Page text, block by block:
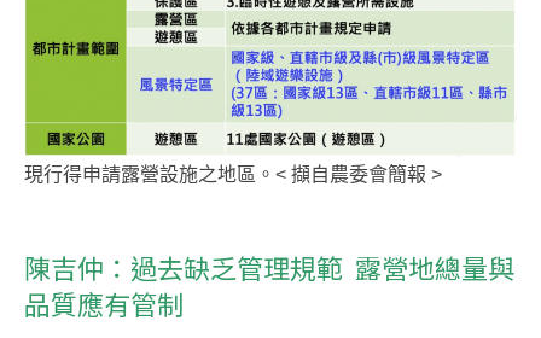
現行得申請露營設施之地區。< 擷自農委會簡報 >
陳吉仲：過去缺乏管理規範 露營地總量與
品質應有管制